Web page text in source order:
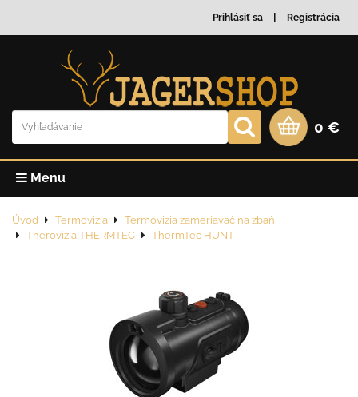
Prihlásiť sa Registrácia
0 €
Menu
Úvod Termovizia
Termovizia zameriavač na zbaň
Therovizia THERMTEC
ThermTec HUNT